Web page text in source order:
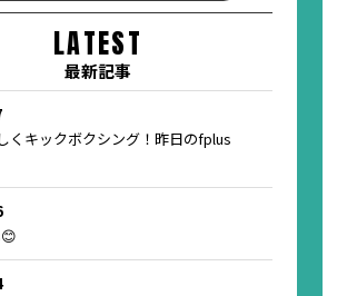
LATEST
最新記事
くキックボクシング！昨日のfplus